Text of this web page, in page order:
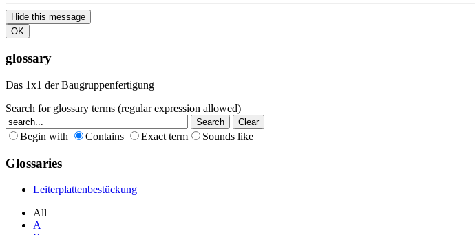
Hide this message
OK
glossary
Das 1x1 der Baugruppenfertigung
Search for glossary terms (regular expression allowed)
Begin with Contains Exact term Sounds like
Glossaries
Leiterplattenbestückung
All
A